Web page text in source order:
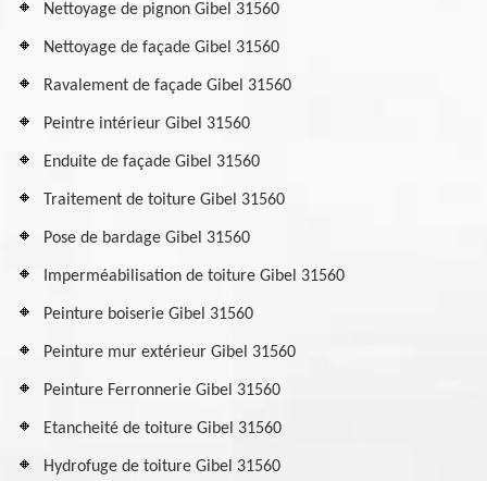
Nettoyage de pignon Gibel 31560
Nettoyage de façade Gibel 31560
Ravalement de façade Gibel 31560
Peintre intérieur Gibel 31560
Enduite de façade Gibel 31560
Traitement de toiture Gibel 31560
Pose de bardage Gibel 31560
Imperméabilisation de toiture Gibel 31560
Peinture boiserie Gibel 31560
Peinture mur extérieur Gibel 31560
Peinture Ferronnerie Gibel 31560
Etancheité de toiture Gibel 31560
Hydrofuge de toiture Gibel 31560